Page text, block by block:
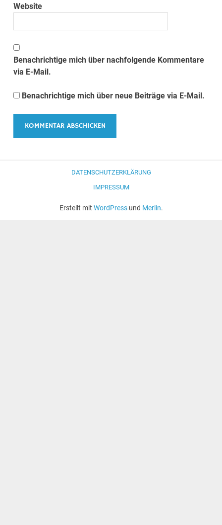
Website
Benachrichtige mich über nachfolgende Kommentare
via E-Mail.
Benachrichtige mich über neue Beiträge via E-Mail.
DATENSCHUTZERKLÄRUNG
IMPRESSUM
Erstellt mit WordPressund Merlin.